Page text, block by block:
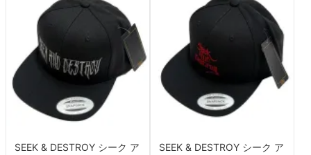
SEEK & DESTROY シーク ア
SEEK & DESTROY シーク ア